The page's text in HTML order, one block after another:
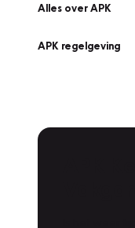
Alles over APK
APK regelgeving